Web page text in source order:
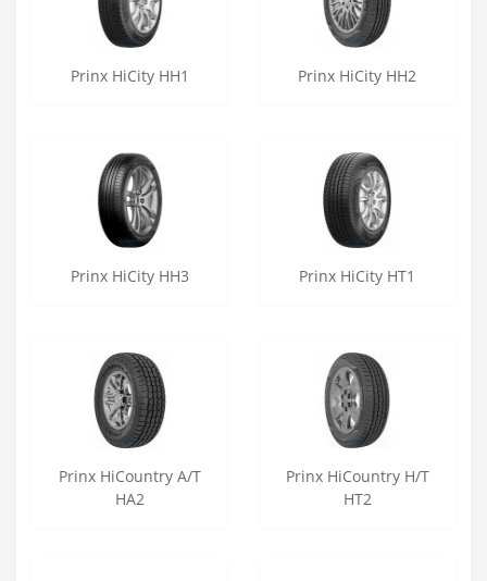
Prinx HiCity HH1 Prinx HiCity HH2
Prinx HiCity HH3 Prinx HiCity HT1
Prinx HiCountry A/T
HA2
Prinx HiCountry H/T
HT2